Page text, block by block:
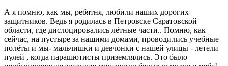
А я помню, как мы, ребятня, любили наших дорогих
защитников. Ведь я родилась в Петровске Саратовской
области, где дислоцировались лётные части.. Помню, как
сейчас, на пустыре за нашими домами, проводились учебные
полёты и мы- мальчишки и девчонки с нашей улицы - летели
пулей , когда парашютисты приземлялись. Это было